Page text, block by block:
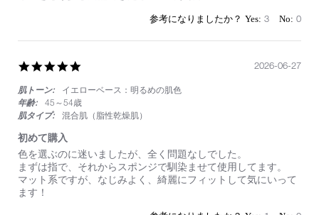
せ
し
か
り
自
に
カ
バ
ー
し
て
3 0
rating
肌トーン:
イエローベース：明るめの肌色
年齢:
45～54歳
肌タイプ:
混合肌（脂性乾燥肌）
初めて購入
Review
by
on
27
Jun
review
stating
初
め
て
色を選ぶのに迷いましたが、全く問題なしでした。
まずは指で、それからスポンジで馴染ませて使用してます。
マット系ですが、なじみよく、綺麗にフィットして気にいって
ます！
2026-06-27